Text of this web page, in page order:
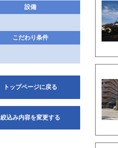
設備
こだわり条件
トップページに戻る
絞込み内容を変更する